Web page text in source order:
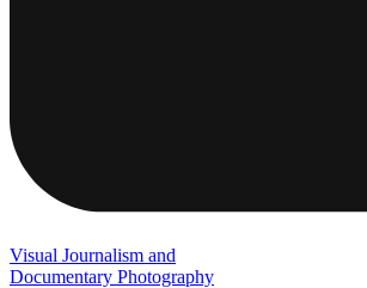
Visual Journalism and
Documentary Photography